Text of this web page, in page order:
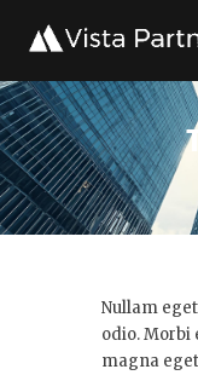
Nullam
odio. Morbi
magna